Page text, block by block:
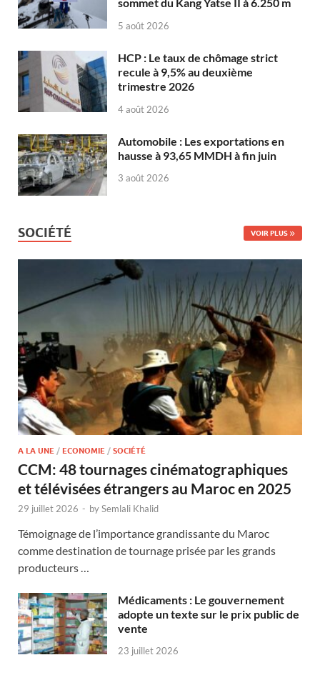
5 août 2026
HCP : Le taux de chômage strict
recule à 9,5% au deuxième
trimestre 2026
4 août 2026
Automobile : Les exportations en
hausse à 93,65 MMDH à fin juin
3 août 2026
SOCIÉTÉ VOIR PLUS
A LA UNE / ECONOMIE / SOCIÉTÉ
CCM: 48 tournages cinématographiques
et télévisées étrangers au Maroc en 2025
29 juillet 2026 - bySemlali Khalid
Témoignage de l’importance grandissante du Maroc
comme destination de tournage prisée par les grands
producteurs …
Médicaments : Le gouvernement
adopte un texte sur le prix public de
vente
23 juillet 2026